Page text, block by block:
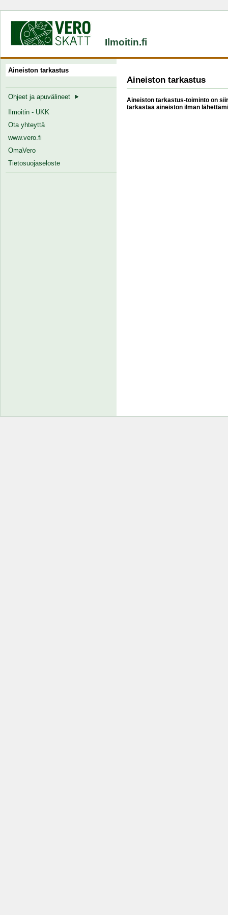
Ilmoitin.fi
Aineiston tarkastus
Ohjeet ja apuvälineet
Ilmoitin - UKK
Ota yhteyttä
www.vero.fi
OmaVero
Tietosuojaseloste
Aineiston tarkastus
Aineiston tarkastus-toiminto on
tarkastaa aineiston ilman